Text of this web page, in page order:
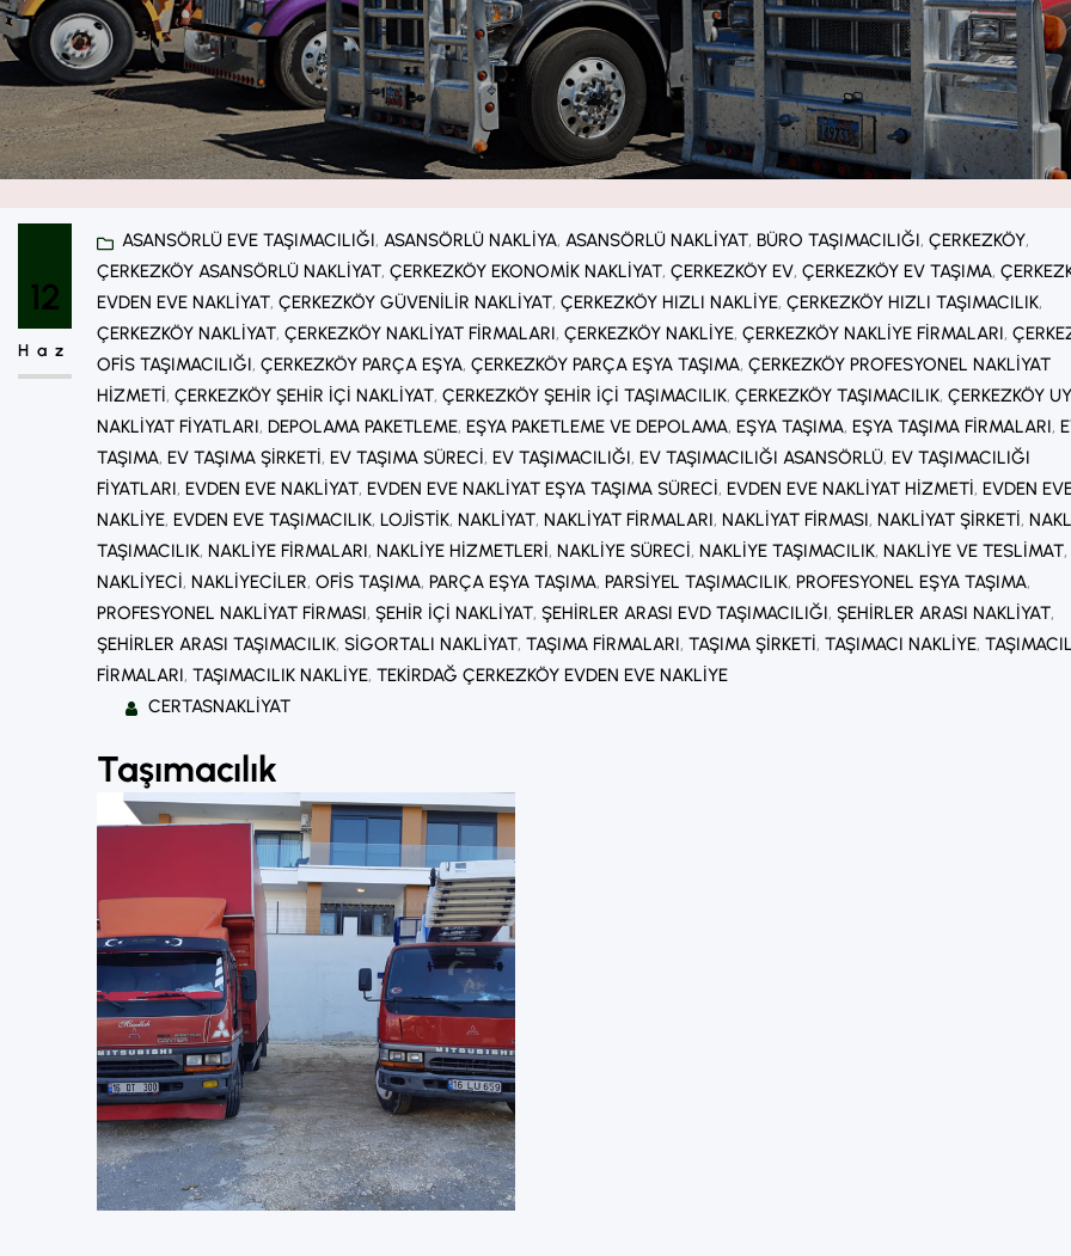
12
Haz
ASANSÖRLÜ EVE TAŞIMACILIĞI, ASANSÖRLÜ NAKLIYA, ASANSÖRLÜ NAKLIYAT, BÜRO TAŞIMACILIĞI, ÇERKEZKÖY
ÇERKEZKÖY ASANSÖRLÜ NAKLIYAT, ÇERKEZKÖY EKONOMIK NAKLIYAT, ÇERKEZKÖY EV, ÇERKEZKÖY EV TAŞIMA,
EVDEN EVE NAKLIYAT, ÇERKEZKÖY GÜVENILIR NAKLIYAT, ÇERKEZKÖY HIZLI NAKLIYE, ÇERKEZKÖY HIZLI TAŞIMACILIK
ÇERKEZKÖY NAKLIYAT, ÇERKEZKÖY NAKLIYAT FIRMALARI, ÇERKEZKÖY NAKLIYE, ÇERKEZKÖY NAKLIYE FIRMALARI,
OFIS TAŞIMACILIĞI, ÇERKEZKÖY PARÇA EŞYA, ÇERKEZKÖY PARÇA EŞYA TAŞIMA, ÇERKEZKÖY PROFESYONEL NAKLIYAT
HIZMETI, ÇERKEZKÖY ŞEHIR IÇI NAKLIYAT, ÇERKEZKÖY ŞEHIR IÇI TAŞIMACILIK, ÇERKEZKÖY TAŞIMACILIK, ÇERKEZKÖY
NAKLIYAT FIYATLARI, DEPOLAMA PAKETLEME, EŞYA PAKETLEME VE DEPOLAMA, EŞYA TAŞIMA, EŞYA TAŞIMA FIRMALARI,
TAŞIMA, EV TAŞIMA ŞIRKETI, EV TAŞIMA SÜRECI, EV TAŞIMACILIĞI, EV TAŞIMACILIĞI ASANSÖRLÜ, EV TAŞIMACILIĞI
FIYATLARI, EVDEN EVE NAKLIYAT, EVDEN EVE NAKLIYAT EŞYA TAŞIMA SÜRECI, EVDEN EVE NAKLIYAT HIZMETI, EVDEN
NAKLIYE, EVDEN EVE TAŞIMACILIK, LOJISTIK, NAKLIYAT, NAKLIYAT FIRMALARI, NAKLIYAT FIRMASI, NAKLIYAT ŞIRKETI,
TAŞIMACILIK, NAKLIYE FIRMALARI, NAKLIYE HIZMETLERI, NAKLIYE SÜRECI, NAKLIYE TAŞIMACILIK, NAKLIYE VE TESLIMAT
NAKLIYECI, NAKLIYECILER, OFIS TAŞIMA, PARÇA EŞYA TAŞIMA, PARSIYEL TAŞIMACILIK, PROFESYONEL EŞYA TAŞIMA
PROFESYONEL NAKLIYAT FIRMASI, ŞEHIR IÇI NAKLIYAT, ŞEHIRLER ARASI EVD TAŞIMACILIĞI, ŞEHIRLER ARASI NAKLIYAT
ŞEHIRLER ARASI TAŞIMACILIK, SIGORTALI NAKLIYAT, TAŞIMA FIRMALARI, TAŞIMA ŞIRKETI, TAŞIMACI NAKLIYE,
FIRMALARI, TAŞIMACILIK NAKLIYE, TEKIRDAĞ ÇERKEZKÖY EVDEN EVE NAKLIYE
CERTASNAKLIYAT
Taşımacılık